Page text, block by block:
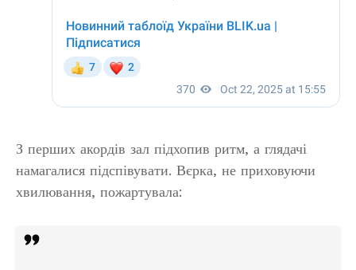
З перших акордів зал підхопив ритм, а глядачі
намагалися підспівувати. Вєрка, не приховуючи
хвилювання, пожартувала: